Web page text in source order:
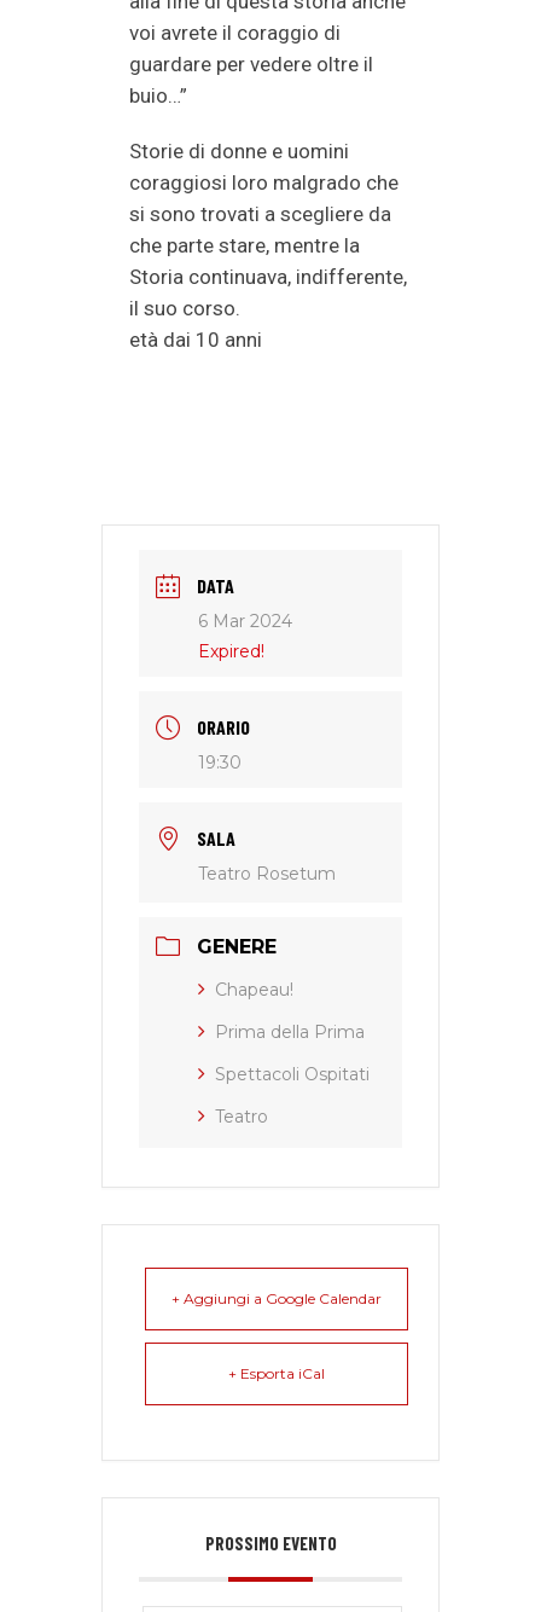
voi avrete il coraggio di
guardare per vedere oltre il
buio…”
Storie di donne e uomini
coraggiosi loro malgrado che
si sono trovati a scegliere da
che parte stare, mentre la
Storia continuava, indifferente,
il suo corso.
età dai 10 anni
DATA
6 Mar 2024
Expired!
ORARIO
19:30
SALA
Teatro Rosetum
GENERE
Chapeau!
Prima della Prima
Spettacoli Ospitati
Teatro
+ Aggiungi a Google Calendar
+ Esporta iCal
PROSSIMO EVENTO